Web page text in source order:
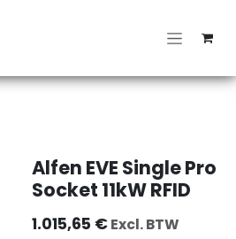
Alfen EVE Single Pro
Socket 11kW RFID
1.015,65 €Excl. BTW